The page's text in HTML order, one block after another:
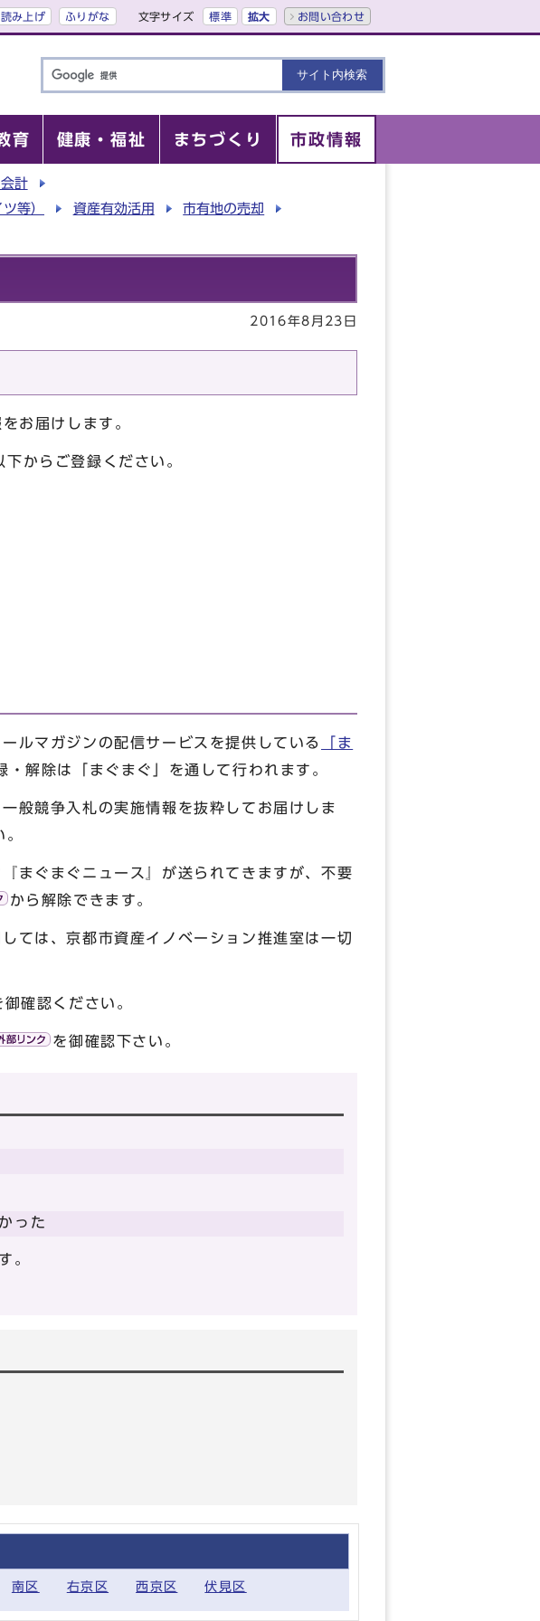
読み上げ ふりがな 文字サイズ 標準 拡大 お問い合わせ
育 健康・福祉 まちづくり 市政情報
計
等）
資産有効活用
市有地の売却
2016年8月23日
をお届けします。
からご登録ください。
マガジンの配信サービスを提供している
「ま
解除は「まぐまぐ」を通して行われます。
般競争入札の実施情報を抜粋してお届けしま
まぐまぐニュース』が送られてきますが、不要
から解除できます。
ては、京都市資産イノベーション推進室は一切
御確認ください。
を御確認下さい。
った
。
南区 右京区 西京区 伏見区